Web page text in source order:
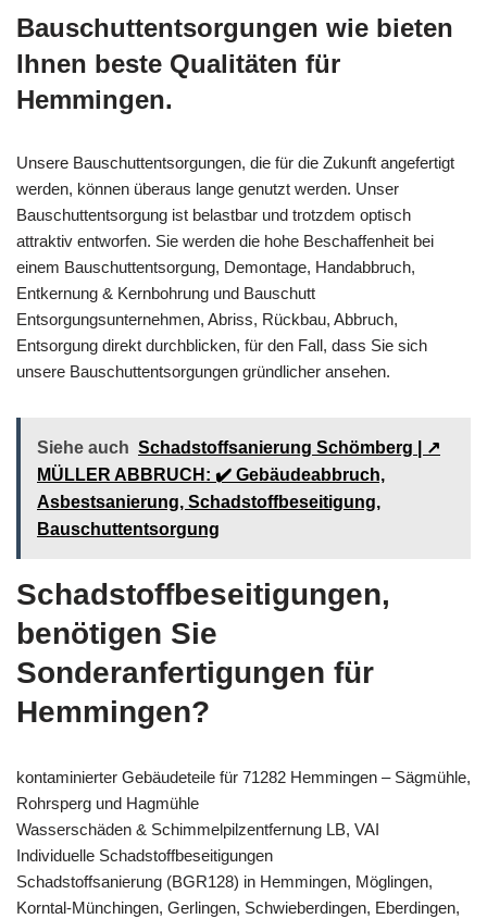
Bauschuttentsorgungen wie bieten
Ihnen beste Qualitäten für
Hemmingen.
Unsere Bauschuttentsorgungen, die für die Zukunft angefertigt
werden, können überaus lange genutzt werden. Unser
Bauschuttentsorgung ist belastbar und trotzdem optisch
attraktiv entworfen. Sie werden die hohe Beschaffenheit bei
einem Bauschuttentsorgung, Demontage, Handabbruch,
Entkernung & Kernbohrung und Bauschutt
Entsorgungsunternehmen, Abriss, Rückbau, Abbruch,
Entsorgung direkt durchblicken, für den Fall, dass Sie sich
unsere Bauschuttentsorgungen gründlicher ansehen.
Siehe auch Schadstoffsanierung Schömberg | ↗️
MÜLLER ABBRUCH: ✔️ Gebäudeabbruch,
Asbestsanierung, Schadstoffbeseitigung,
Bauschuttentsorgung
Schadstoffbeseitigungen,
benötigen Sie
Sonderanfertigungen für
Hemmingen?
kontaminierter Gebäudeteile für 71282 Hemmingen – Sägmühle,
Rohrsperg und Hagmühle
Wasserschäden & Schimmelpilzentfernung LB, VAI
Individuelle Schadstoffbeseitigungen
Schadstoffsanierung (BGR128) in Hemmingen, Möglingen,
Korntal-Münchingen, Gerlingen, Schwieberdingen, Eberdingen,